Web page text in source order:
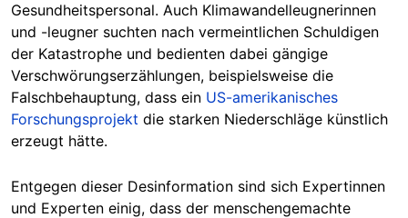
Gesundheitspersonal. Auch Klimawandelleugnerinnen
und -leugner suchten nach vermeintlichen Schuldigen
der Katastrophe und bedienten dabei gängige
Verschwörungserzählungen, beispielsweise die
Falschbehauptung, dass ein US-amerikanisches
Forschungsprojekt die starken Niederschläge künstlich
erzeugt hätte.
Entgegen dieser Desinformation sind sich Expertinnen
und Experten einig, dass der menschengemachte